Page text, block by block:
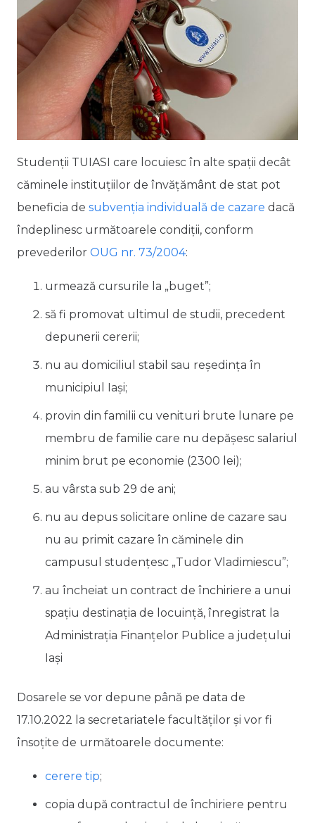
Studenții TUIASI care locuiesc în alte spaţii decât
căminele instituţiilor de învăţământ de stat pot
beneficia de subvenţia individuală de cazare dacă
îndeplinesc următoarele condiţii, conform
prevederilor OUG nr. 73/2004:
urmează cursurile la „buget”;
să fi promovat ultimul de studii, precedent
depunerii cererii;
nu au domiciliul stabil sau reședința în
municipiul Iași;
provin din familii cu venituri brute lunare pe
membru de familie care nu depăşesc salariul
minim brut pe economie (2300 lei);
au vârsta sub 29 de ani;
nu au depus solicitare online de cazare sau
nu au primit cazare în căminele din
campusul studențesc „Tudor Vladimiescu”;
au încheiat un contract de închiriere a unui
spațiu destinaţia de locuinţă, înregistrat la
Administraţia Finanţelor Publice a județului
Iaşi
Dosarele se vor depune până pe data de
17.10.2022 la secretariatele facultăților și vor fi
însoțite de următoarele documente:
cerere tip;
copia după contractul de închiriere pentru